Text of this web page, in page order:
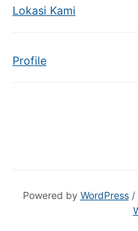
Lokasi Kami
Profile
Powered by WordPress/